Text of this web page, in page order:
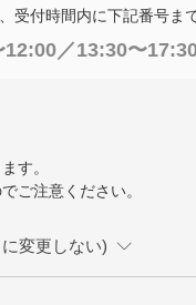
付時間内に下記番号ま
12:00／13:30〜
す。
ご注意ください。
変更しない)